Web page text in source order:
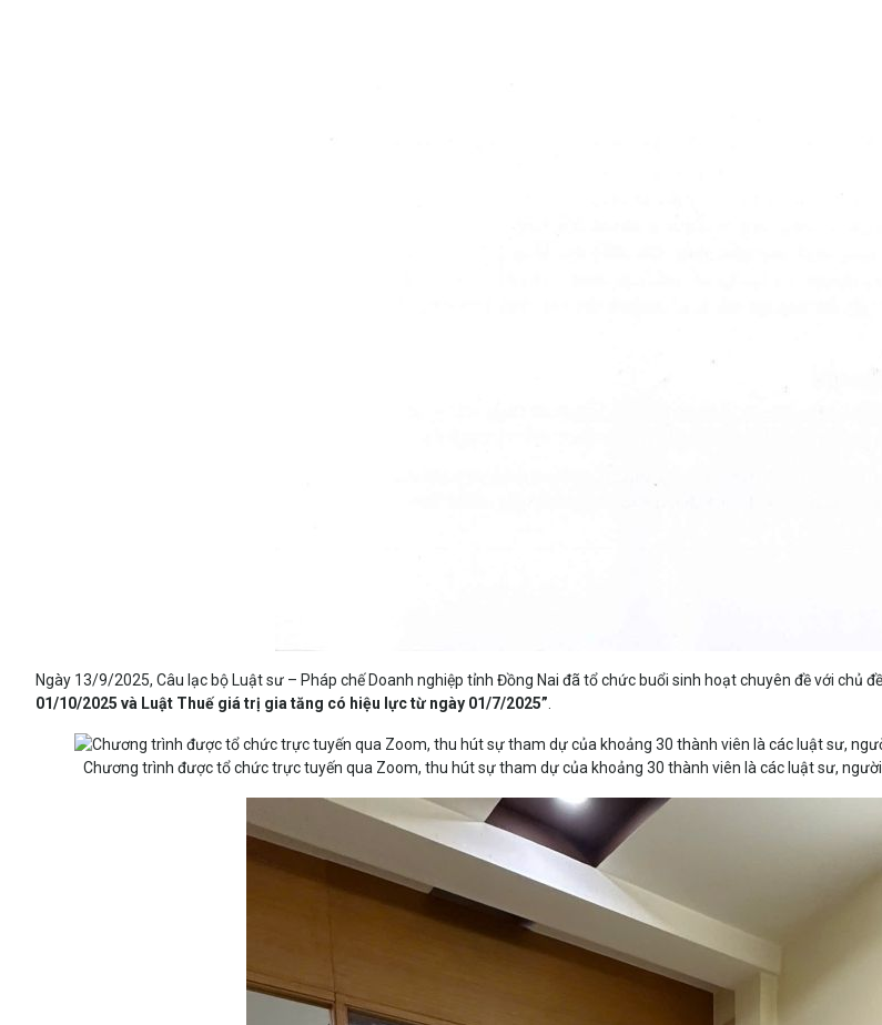
Ngày 13/9/2025, Câu lạc bộ Luật sư – Pháp chế Doanh nghiệp tỉnh Đồng Nai đã tổ chức buổi sinh hoạt chuyên đề với chủ
01/10/2025 và Luật Thuế giá trị gia tăng có hiệu lực từ ngày 01/7/2025”
Chương trình được tổ chức trực tuyến qua Zoom, thu hút sự tham dự của khoảng 30 thành viên là các luật sư,